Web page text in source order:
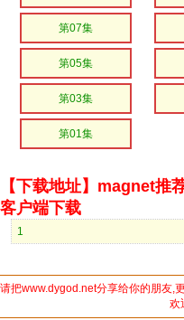
第07集
第05集
第03集
第01集
【下载地址】magnet
客户端下载
1
请把www.dygod.net分享给你的朋友,
欢